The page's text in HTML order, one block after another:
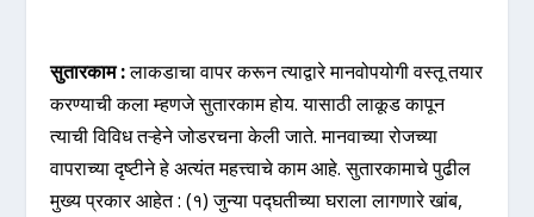
सुतारकाम :लाकडाचा वापर करून त्याद्वारे मानवोपयोगी वस्तू तयार
करण्याची कला म्हणजे सुतारकाम होय. यासाठी लाकूड कापून
त्याची विविध तऱ्हेने जोडरचना केली जाते. मानवाच्या रोजच्या
वापराच्या दृष्टीने हे अत्यंत महत्त्वाचे काम आहे. सुतारकामाचे पुढील
मुख्य प्रकार आहेत : (१) जुन्या पद्घतीच्या घराला लागणारे खांब,